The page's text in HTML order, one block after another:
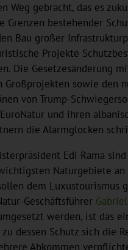
Weg gebracht, das es
Grenzen bestehender
Bau großer
Projekte
Die Gesetzesänderung
Großprojekten sowie den
von Trump-
und ihren
die Alarmglocken
Edi Rama sind
Naturgebiete an
dem Luxustourismus
Geschäftsführer
werden, ist das
dessen Schutz sich die
Abkommen